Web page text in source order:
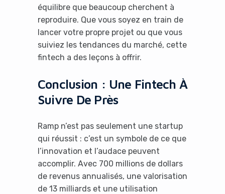
équilibre que beaucoup cherchent à
reproduire. Que vous soyez en train de
lancer votre propre projet ou que vous
suiviez les tendances du marché, cette
fintech a des leçons à offrir.
Conclusion : Une Fintech À
Suivre De Près
Ramp n’est pas seulement une startup
qui réussit : c’est un symbole de ce que
l’innovation et l’audace peuvent
accomplir. Avec 700 millions de dollars
de revenus annualisés, une valorisation
de 13 milliards et une utilisation